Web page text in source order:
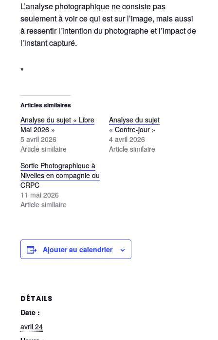
L’analyse photographique ne consiste pas
seulement à voir ce qui est sur l’image, mais aussi
à ressentir l’intention du photographe et l’impact de
l’instant capturé.
Articles similaires
Analyse du sujet « Libre
Mai 2026 »
5 avril 2026
Article similaire
Analyse du sujet
« Contre-jour »
4 avril 2026
Article similaire
Sortie Photographique à
Nivelles en compagnie du
CRPC
11 mai 2026
Article similaire
Ajouter au calendrier
DÉTAILS
Date :
avril 24